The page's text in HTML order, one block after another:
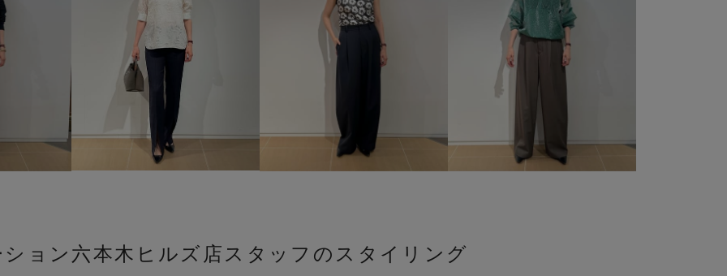
ョン六本木ヒルズ店スタッフのスタイリング